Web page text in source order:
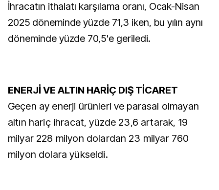
İhracatın ithalatı karşılama oranı, Ocak-Nisan
2025 döneminde yüzde 71,3 iken, bu yılın aynı
döneminde yüzde 70,5'e geriledi.
ENERJİ VE ALTIN HARİÇ DIŞ TİCARET
Geçen ay enerji ürünleri ve parasal olmayan
altın hariç ihracat, yüzde 23,6 artarak, 19
milyar 228 milyon dolardan 23 milyar 760
milyon dolara yükseldi.